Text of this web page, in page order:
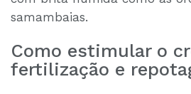
samambaias.
Como estimular o
fertilização e